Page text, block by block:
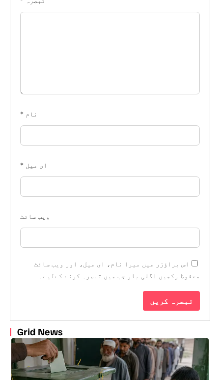
نام *
ای میل *
ویب‌ سائٹ
اس براؤزر میں میرا نام، ای میل، اور ویب سائٹ
محفوظ رکھیں اگلی بار جب میں تبصرہ کرنے کےلیے۔
Grid News